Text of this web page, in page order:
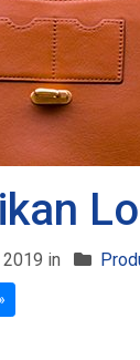
2019 in